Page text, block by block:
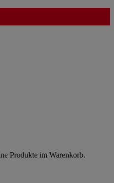
Produkte im Warenkorb.